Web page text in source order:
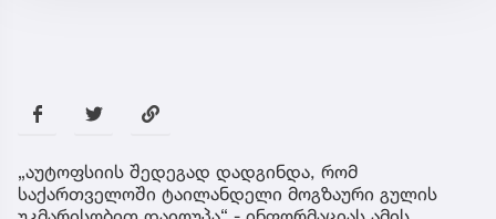
„აუტოფსიის შედეგად დადგინდა, რომ
საქართველოში ტაილანდელი მოგზაური გულის